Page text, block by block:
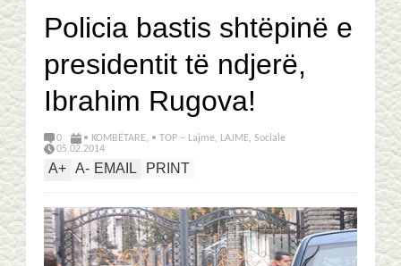
Policia bastis shtëpinë e
presidentit të ndjerë,
Ibrahim Rugova!
0 • KOMBËTARE, • TOP – Lajme, LAJME, Sociale
05.02.2014
A+ A- EMAIL PRINT